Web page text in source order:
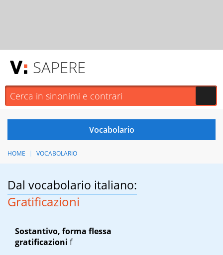
SAPERE
HOME VOCABOLARIO
Dal vocabolario italiano:
Gratificazioni
Sostantivo, forma flessa
gratificazioni f